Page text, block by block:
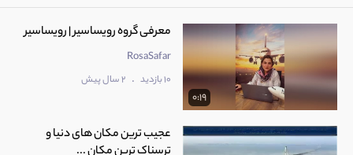
0:19
معرفی گروه رویساسیر | رویساسیر
RosaSafar
10 بازدید . 2 سال پیش
عجیب ترین مکان های دنیا و